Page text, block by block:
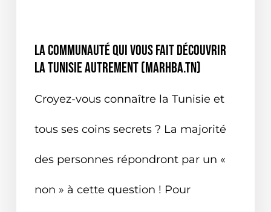
La communauté qui vous fait découvrir
la Tunisie autrement (Marhba.tn)
Croyez-vous connaître la Tunisie et
tous ses coins secrets ? La majorité
des personnes répondront par un «
non » à cette question ! Pour